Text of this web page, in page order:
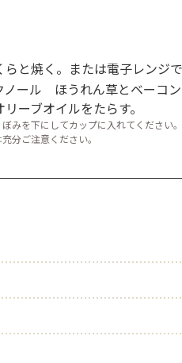
と焼く。または電子レンジ
ノール ほうれん草とベーコ
ーブオイルをたらす。
みを下にしてカップに入れてください。
分ご注意ください。